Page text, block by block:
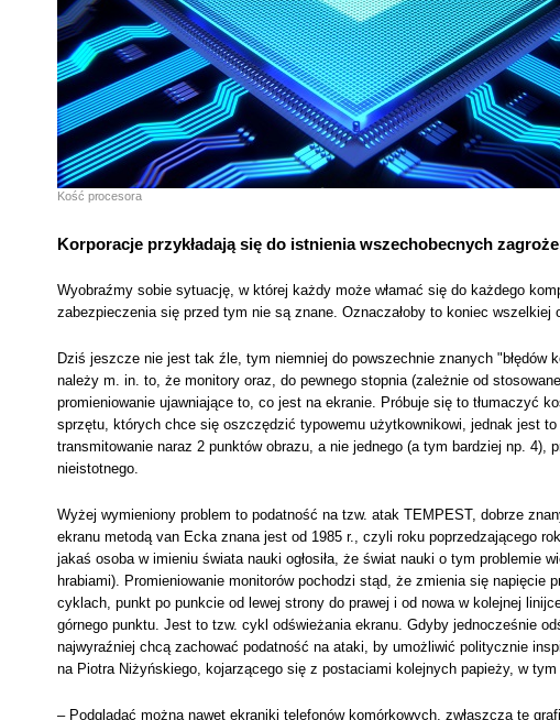
Kość procesora
Korporacje przykładają się do istnienia wszechobecnych
Wyobraźmy sobie sytuację, w której każdy może włamać się do każdego
zabezpieczenia się przed tym nie są znane. Oznaczałoby to koniec wszelkiej
Dziś jeszcze nie jest tak źle, tym niemniej do powszechnie znanych
należy m. in. to, że monitory oraz, do pewnego stopnia (zależnie od
promieniowanie ujawniające to, co jest na ekranie. Próbuje się to tłumaczyć
sprzętu, których chce się oszczędzić typowemu użytkownikowi, jednak jest
transmitowanie naraz 2 punktów obrazu, a nie jednego (a tym bardziej np. 4),
nieistotnego.
Wyżej wymieniony problem to podatność na tzw. atak TEMPEST, dobrze
ekranu metodą van Ecka znana jest od 1985 r., czyli roku poprzedzającego
jakaś osoba w imieniu świata nauki ogłosiła, że świat nauki o tym problemie
hrabiami). Promieniowanie monitorów pochodzi stąd, że zmienia się napięcie
cyklach, punkt po punkcie od lewej strony do prawej i od nowa w kolejnej
górnego punktu. Jest to tzw. cykl odświeżania ekranu. Gdyby jednocześnie
najwyraźniej chcą zachować podatność na ataki, by umożliwić politycznie
na Piotra Niżyńskiego, kojarzącego się z postaciami kolejnych papieży, w tym
– Podglądać można nawet ekraniki telefonów komórkowych, zwłaszcza te